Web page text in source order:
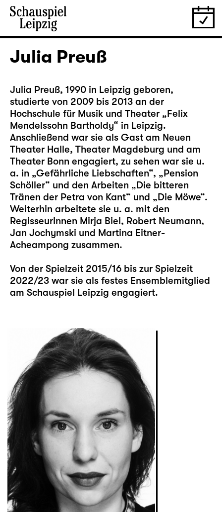
Julia Preuß
Julia Preuß, 1990 in Leipzig geboren,
studierte von 2009 bis 2013 an der
Hochschule für Musik und Theater „Felix
Mendelssohn Bartholdy“ in Leipzig.
Anschließend war sie als Gast am Neuen
Theater Halle, Theater Magdeburg und am
Theater Bonn engagiert, zu sehen war sie u.
a. in „Gefährliche Liebschaften“, „Pension
Schöller“ und den Arbeiten „Die bitteren
Tränen der Petra von Kant“ und „Die Möwe“.
Weiterhin arbeitete sie u. a. mit den
RegisseurInnen Mirja Biel, Robert Neumann,
Jan Jochymski und Martina Eitner-
Acheampong zusammen.
Von der Spielzeit 2015/16 bis zur Spielzeit
2022/23 war sie als festes Ensemblemitglied
am Schauspiel Leipzig engagiert.